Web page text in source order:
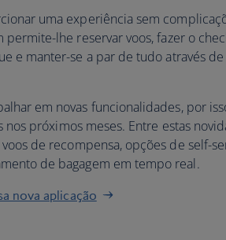
uma experiência sem
permite-lhe reservar voos, fazer o
e manter-se a par de tudo através
em novas funcionalidades, por
nos próximos meses. Entre estas
de recompensa, opções de self-
de bagagem em tempo real.
nova aplicação